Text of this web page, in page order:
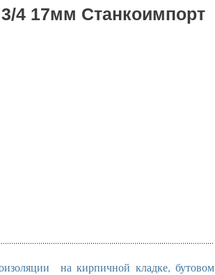
3/4 17мм Станкоимпорт
на кирпичной кладке, бутовом